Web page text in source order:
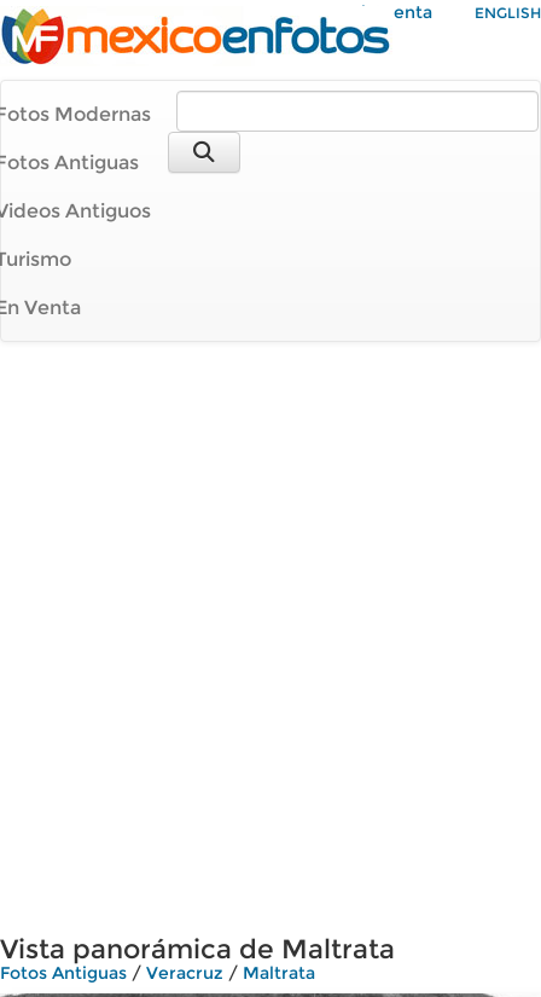
Mi Cuenta ENGLISH
Modernas
Antiguas
Antiguos
Venta
Vista panorámica de Maltrata
Fotos Antiguas / Veracruz / Maltrata